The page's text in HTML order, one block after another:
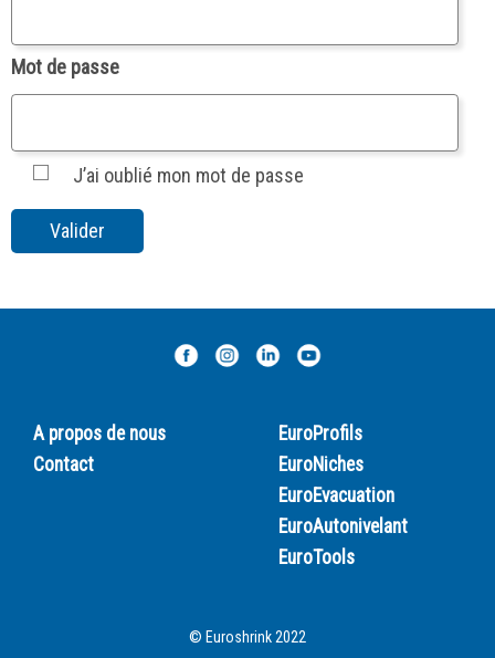
Mot de passe
J’ai oublié mon mot de passe
A propos de nous
Contact
EuroProfils
EuroNiches
EuroEvacuation
EuroAutonivelant
EuroTools
© Euroshrink 2022